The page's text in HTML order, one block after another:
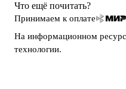
Что ещё почитать?
Принимаем к оплате
На информационном
технологии.